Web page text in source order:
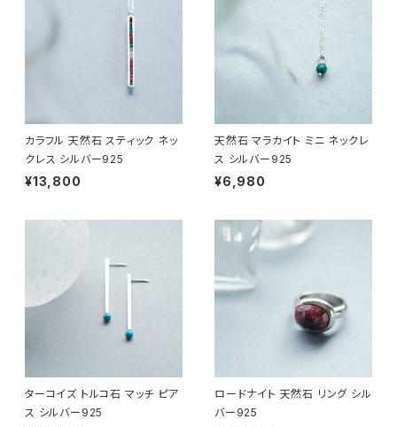
カラフル 天然石 スティック ネッ
クレス シルバー925
¥13,800
天然石 マラカイト ミニ ネックレ
ス シルバー925
¥6,980
ターコイズ トルコ石 マッチ ピア
ス シルバー925
ロードナイト 天然石 リング シル
バー925